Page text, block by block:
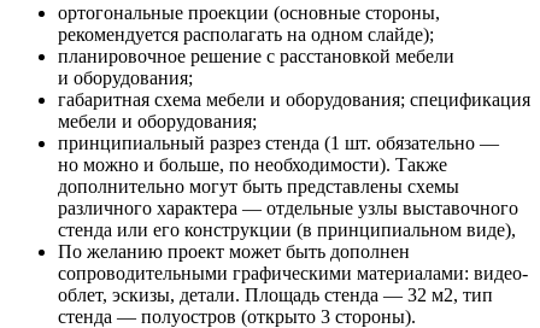
ортогональные проекции (основные стороны,
рекомендуется располагать на одном слайде);
планировочное решение с расстановкой мебели
и оборудования;
габаритная схема мебели и оборудования; спецификация
мебели и оборудования;
принципиальный разрез стенда (1 шт. обязательно —
но можно и больше, по необходимости). Также
дополнительно могут быть представлены схемы
различного характера — отдельные узлы выставочного
стенда или его конструкции (в принципиальном виде),
По желанию проект может быть дополнен
сопроводительными графическими материалами: видео-
облет, эскизы, детали. Площадь стенда — 32 м2, тип
стенда — полуостров (открыто 3 стороны).